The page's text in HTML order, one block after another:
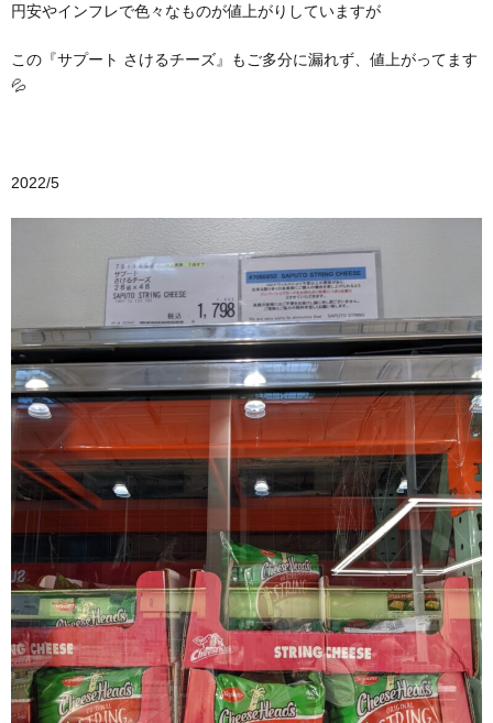
円安やインフレで色々なものが値上がりしていますが
この『サプート さけるチーズ』もご多分に漏れず、値上がってます
💦
2022/5